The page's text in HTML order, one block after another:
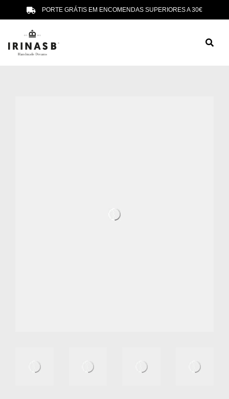
PORTE GRÁTIS EM ENCOMENDAS SUPERIORES A 30€